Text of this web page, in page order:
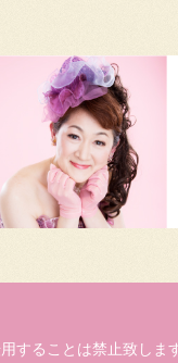
することは禁止致します